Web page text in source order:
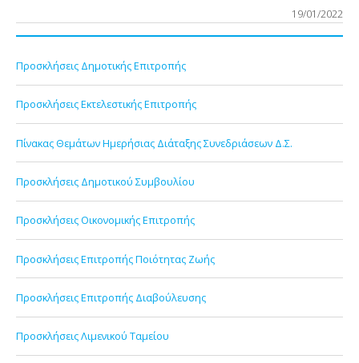
19/01/2022
Προσκλήσεις Δημοτικής Επιτροπής
Προσκλήσεις Εκτελεστικής Επιτροπής
Πίνακας Θεμάτων Ημερήσιας Διάταξης Συνεδριάσεων Δ.Σ.
Προσκλήσεις Δημοτικού Συμβουλίου
Προσκλήσεις Οικονομικής Επιτροπής
Προσκλήσεις Επιτροπής Ποιότητας Ζωής
Προσκλήσεις Επιτροπής Διαβούλευσης
Προσκλήσεις Λιμενικού Ταμείου